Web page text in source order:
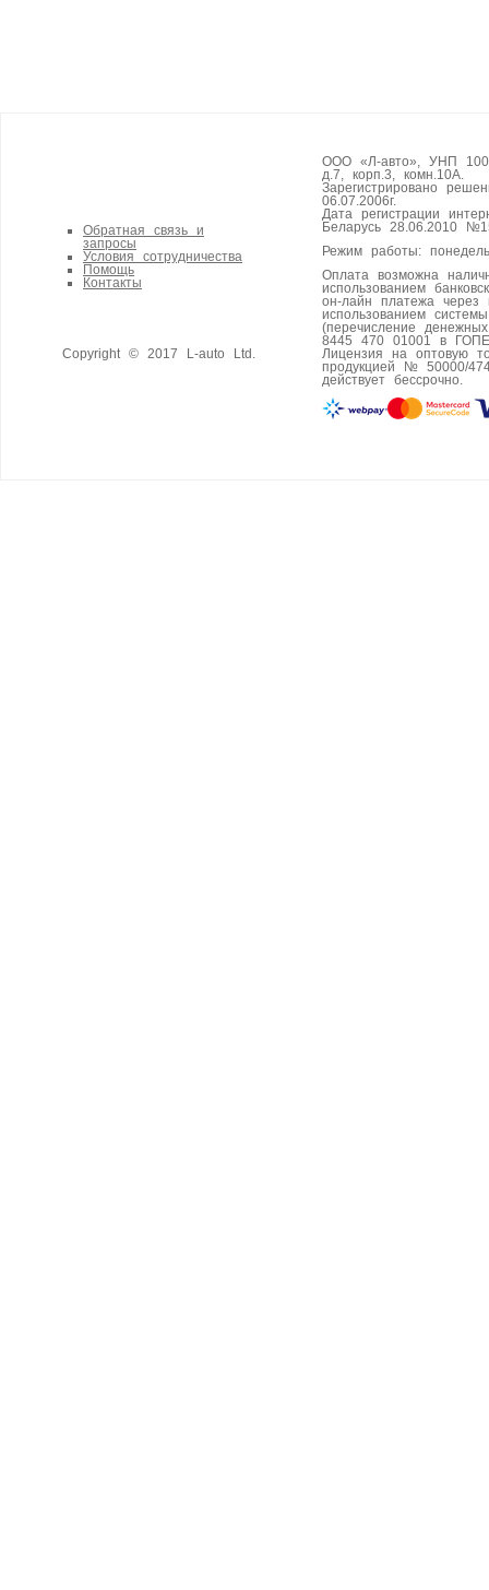
Обратная связь и
запросы
Условия сотрудничества
Помощь
Контакты
Copyright © 2017 L-auto Ltd.
ООО «Л-авто», УНП
д.7, корп.3, комн.10А.
Зарегистрировано
06.07.2006г.
Дата регистрации
Беларусь 28.06.2010
Режим работы:
Оплата возможна
использованием
он-лайн платежа через
использованием
(перечисление
8445 470 01001 в
Лицензия на оптовую
продукцией № 50000/
действует бессрочно.